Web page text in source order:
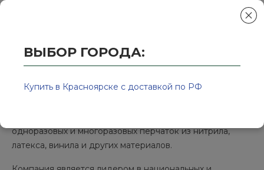
Колор-Авто - магазин лакокрасочной продукции и
Reflexx
одноразовых и многоразовых перчаток из нитрила,
латекса, винила и других материалов.
ВЫБОР ГОРОДА:
Купить в Красноярске с доставкой по РФ